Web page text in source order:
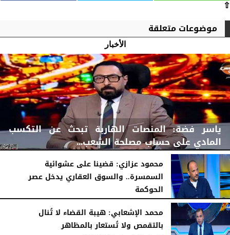
⇧
موضوعات متعلقة
الأخبار
ياسر فضة: المنصات الهاربة تبحث عن التكسب
المادي على حساب مصلحة الشعب...
الأربعاء، 5 أغسطس 2026 08:42 مـ
محمود عزازي: قضينا على عشوائية
السمسرة.. والسوق العقاري يدخل عصر
الحوكمة
الأربعاء، 5 أغسطس 2026
محمد الإشعابي: هيبة القضاء لا تُنال
بالتقمص ولا تُستعار بالمظاهر